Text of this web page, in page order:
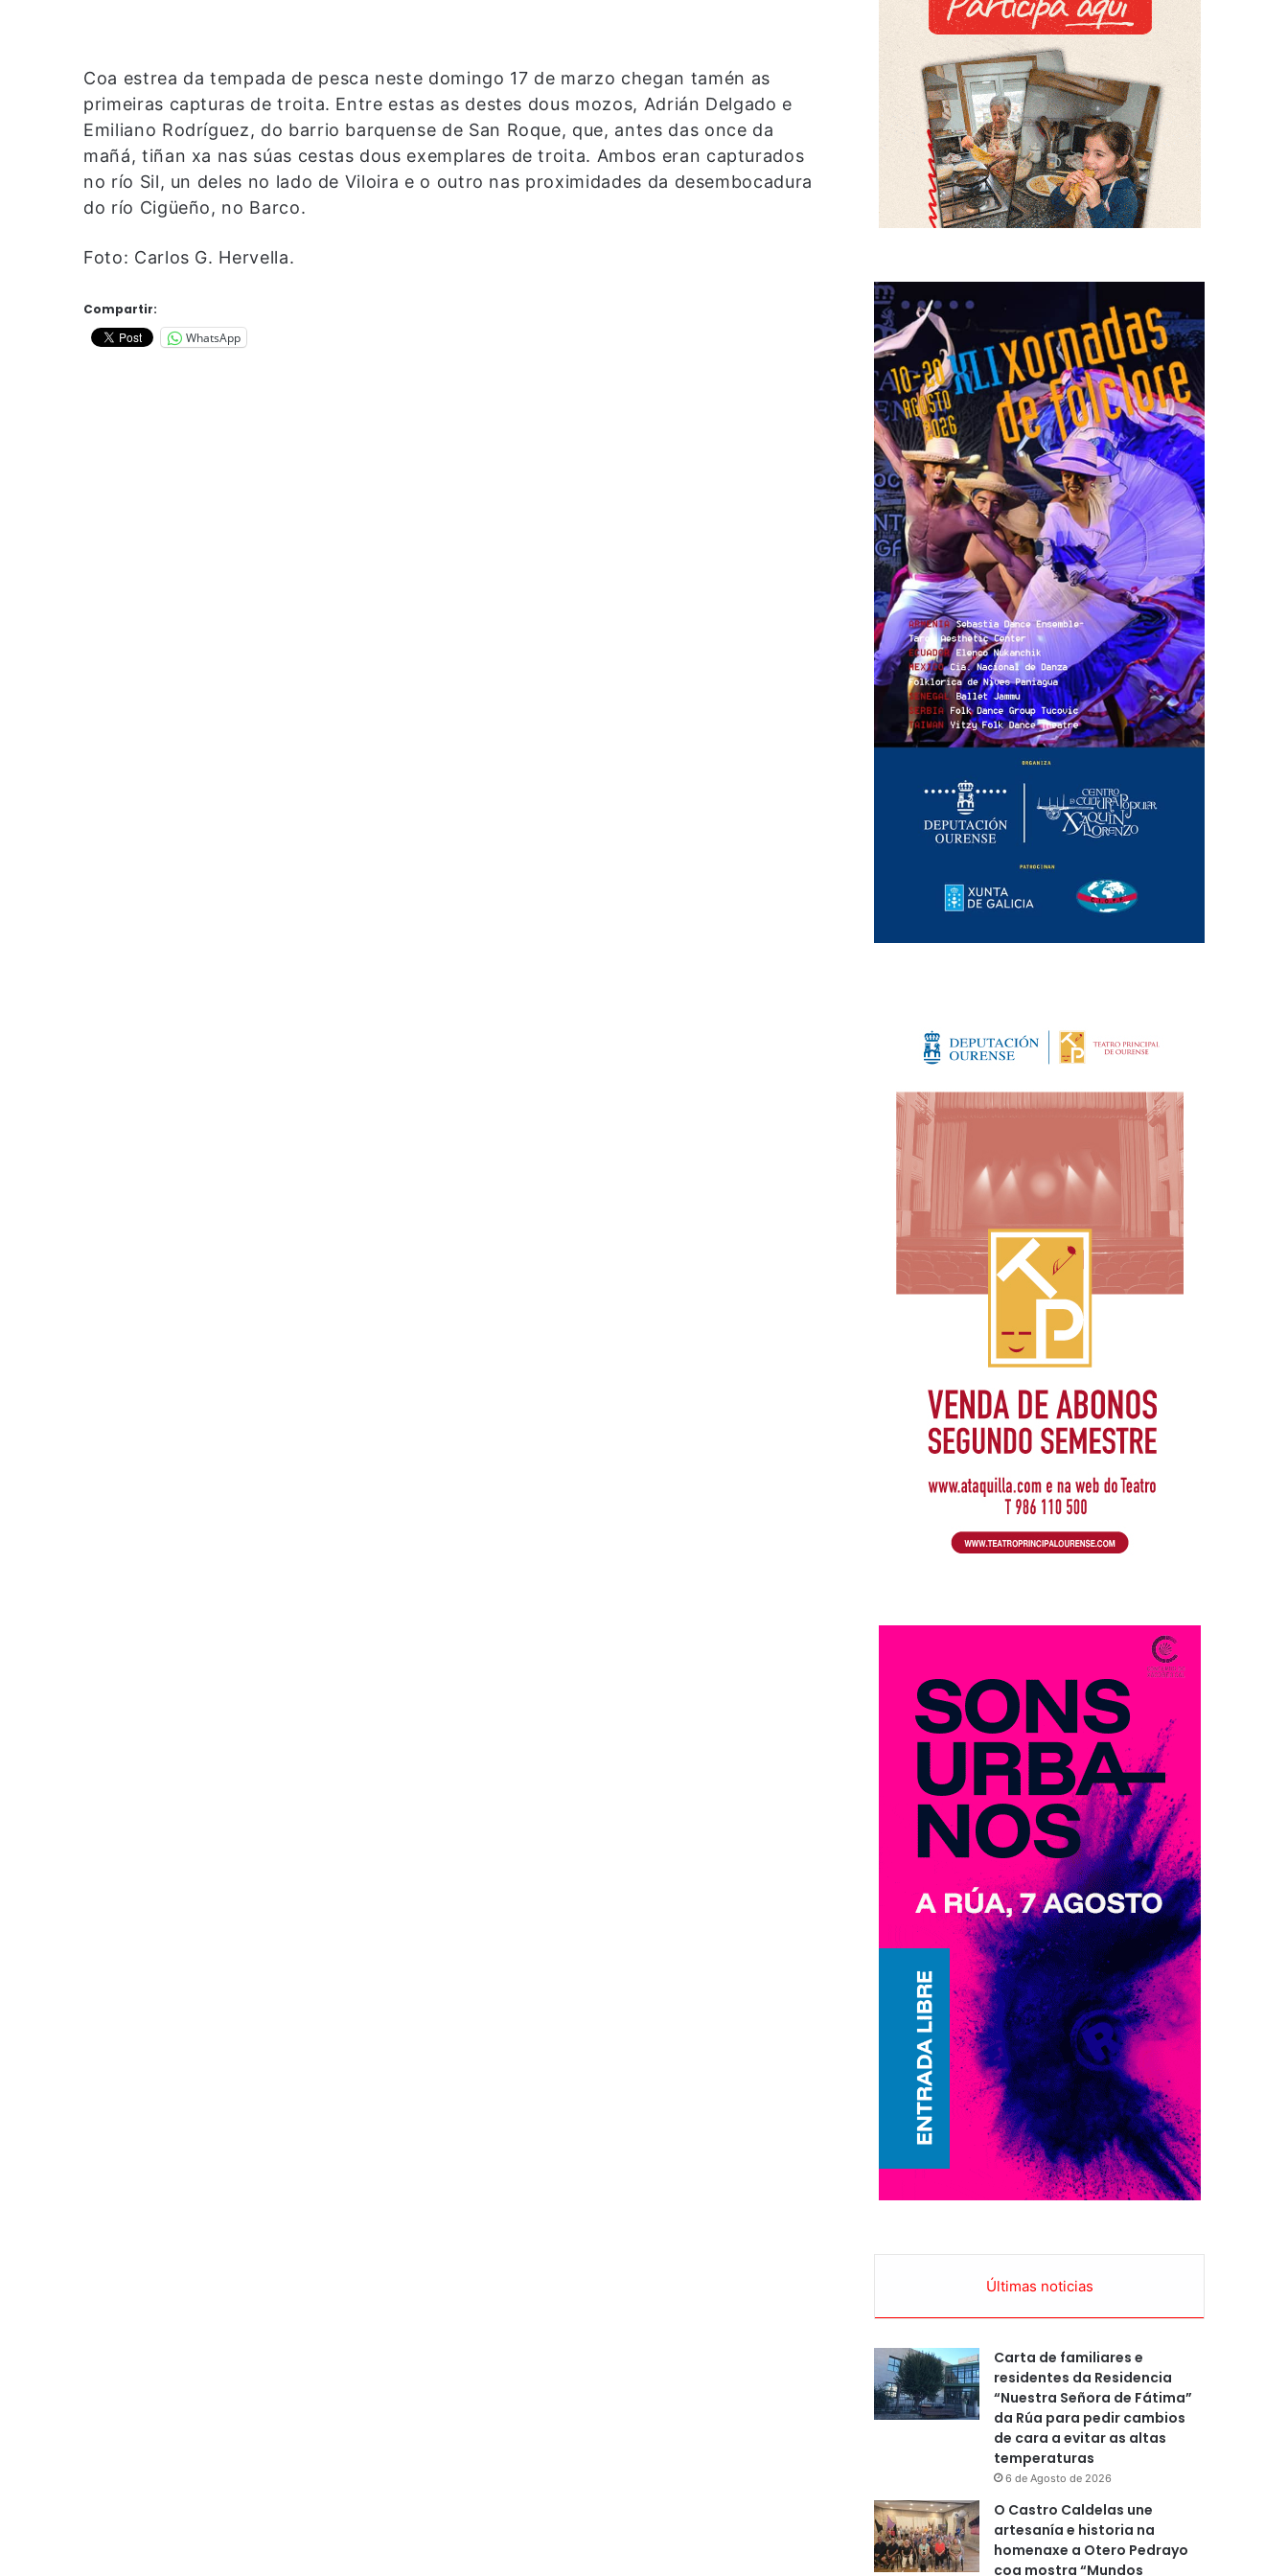
Coa estrea da tempada de pesca neste domingo 17 de marzo chegan tamén as
primeiras capturas de troita. Entre estas as destes dous mozos, Adrián Delgado e
Emiliano Rodríguez, do barrio barquense de San Roque, que, antes das once da
mañá, tiñan xa nas súas cestas dous exemplares de troita. Ambos eran capturados
no río Sil, un deles no lado de Viloira e o outro nas proximidades da desembocadura
do río Cigüeño, no Barco.
Foto: Carlos G. Hervella.
Compartir:
WhatsApp
Últimas noticias
Carta de familiares e
residentes da Residencia
“Nuestra Señora de Fátima”
da Rúa para pedir cambios
de cara a evitar as altas
temperaturas
6 de Agosto de 2026
O Castro Caldelas une
artesanía e historia na
homenaxe a Otero Pedrayo
coa mostra “Mundos